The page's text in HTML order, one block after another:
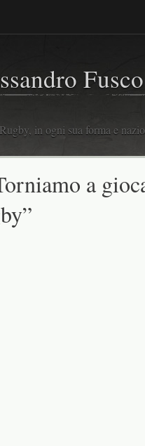
Fusco
in ogni sua forma e
a